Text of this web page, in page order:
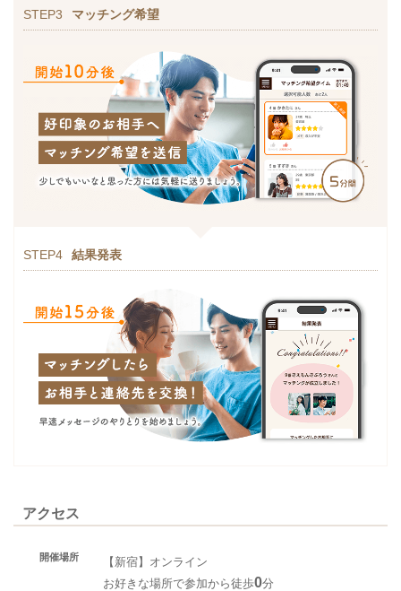
STEP3 マッチング希望
STEP4 結果発表
アクセス
開催場所
【新宿】オンライン
お好きな場所で参加から徒歩0分